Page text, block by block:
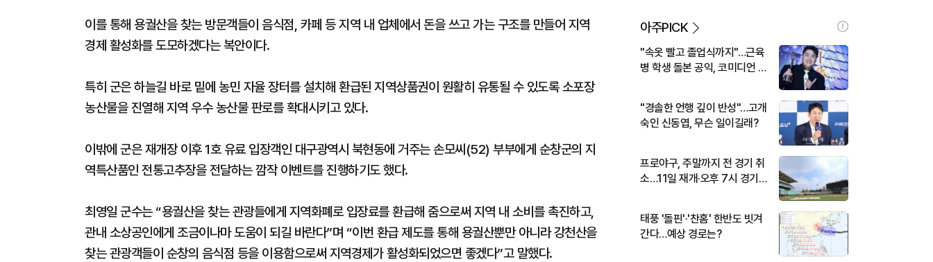
이를 통해 용궐산을 찾는 방문객들이 음식점, 카페 등 지역 내 업체에서 돈을 쓰고 가는 구조를 만들어 지역
경제 활성화를 도모하겠다는 복안이다.
특히 군은 하늘길 바로 밑에 농민 자율 장터를 설치해 환급된 지역상품권이 원활히 유통될 수 있도록 소포장
농산물을 진열해 지역 우수 농산물 판로를 확대시키고 있다.
이밖에 군은 재개장 이후 1호 유료 입장객인 대구광역시 북현동에 거주는 손모씨(52) 부부에게 순창군의 지
역특산품인 전통고추장을 전달하는 깜작 이벤트를 진행하기도 했다.
최영일 군수는 “용궐산을 찾는 관광들에게 지역화폐로 입장료를 환급해 줌으로써 지역 내 소비를 촉진하고,
관내 소상공인에게 조금이나마 도움이 되길 바란다”며 “이번 환급 제도를 통해 용궐산뿐만 아니라 강천산을
찾는 관광객들이 순창의 음식점 등을 이용함으로써 지역경제가 활성화되었으면 좋겠다”고 말했다.
아주PICK
"속옷 빨고 졸업식까지"…근육
병 학생 돌본 공익, 코미디언 김
"경솔한 언행 깊이 반성"…고개
숙인 신동엽, 무슨 일이길래?
프로야구, 주말까지 전 경기 취
소…11일 재개·오후 7시 경기
태풍 '돌핀'·'찬홈' 한반도 빗겨
간다…예상 경로는?